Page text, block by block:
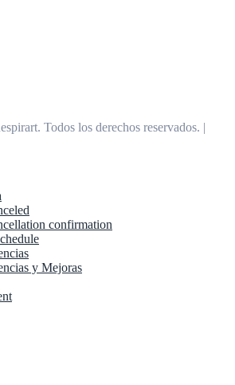
. Todos los derechos reservados. |
confirmation
y Mejoras